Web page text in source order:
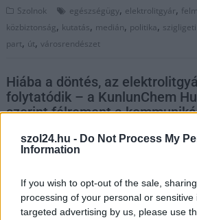
szol24.hu - Do Not Process My
Information
If you wish to opt-out of the sale,
processing of your personal or
targeted advertising by us, please use
Szolnok egészségügy, elektrolitgyár,
közbiztonság, kutatás, medián, politika,
part, út,városrendészet
Hiába a döntés, az
folytatódik – a KunlunChem
szerint félrement a
2026.05.03.